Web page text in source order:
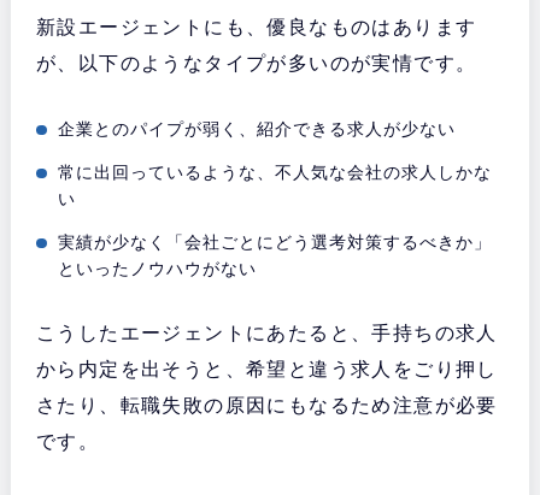
新設エージェントにも、優良なものはあります
が、以下のようなタイプが多いのが実情です。
企業とのパイプが弱く、紹介できる求人が少ない
常に出回っているような、不人気な会社の求人しかな
い
実績が少なく「会社ごとにどう選考対策するべきか」
といったノウハウがない
こうしたエージェントにあたると、手持ちの求人
から内定を出そうと、希望と違う求人をごり押し
さたり、転職失敗の原因にもなるため注意が必要
です。